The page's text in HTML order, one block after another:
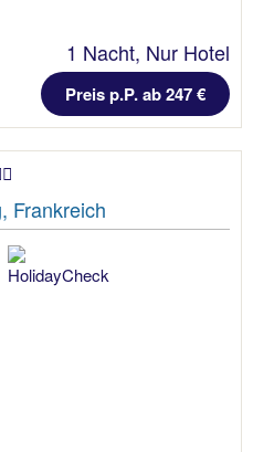
1 Nacht, Nur Hotel
Preis p.P. ab 247 €
Frankreich